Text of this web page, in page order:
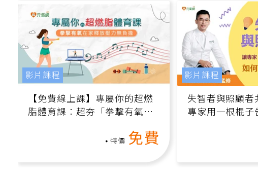
【免費線上課】專屬你的超燃
脂體育課：超夯「拳擊有氧」
高壓族在家釋放壓力無負擔
免費
影片課程
失智者與照顧
專家用一根棍子
轉退化大腦（
影片課程